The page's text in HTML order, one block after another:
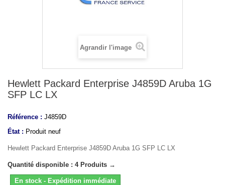
Agrandir l'image
Hewlett Packard Enterprise J4859D Aruba 1G
SFP LC LX
Référence : J4859D
État : Produit neuf
Hewlett Packard Enterprise J4859D Aruba 1G SFP LC LX
Quantité disponible : 4 Produits →
En stock - Expédition immédiate